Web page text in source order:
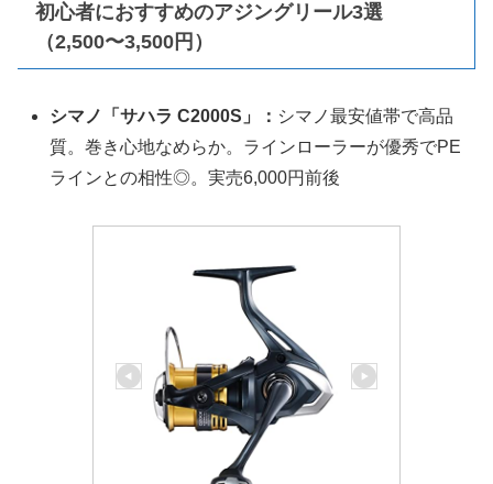
初心者におすすめのアジングリール3選
（2,500〜3,500円）
シマノ「サハラ C2000S」： シマノ最安値帯で高品
質。巻き心地なめらか。ラインローラーが優秀でPE
ラインとの相性◎。実売6,000円前後